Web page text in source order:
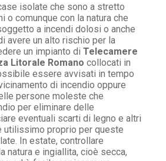
isolate che sono a stretto
o comunque con la natura che
a incendi dolosi o anche
avere un alto rischio per la
un impianto di Telecamere
Litorale Romano collocati in
essere avvisati in tempo
di incendio oppure
persone moleste che
per eliminare delle
eventuali scarti di legno e altri
utilissimo proprio per queste
In estate, controllare
natura e ingiallita, cioè secca,